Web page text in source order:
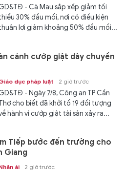
- Cà Mau sắp xếp giảm tối
30% đầu mối, nơi có điều kiện
lợi giảm khoảng 50% đầu mối...
cảnh cướp giật dây chuyền
dục pháp luật 2 giờ trước
- Ngày 7/8, Công an TP Cần
cho biết đã khởi tố 19 đối tượng
hành vi cướp giật tài sản xảy ra...
Tiếp bước đến trường cho
Giang
ái 2 giờ trước